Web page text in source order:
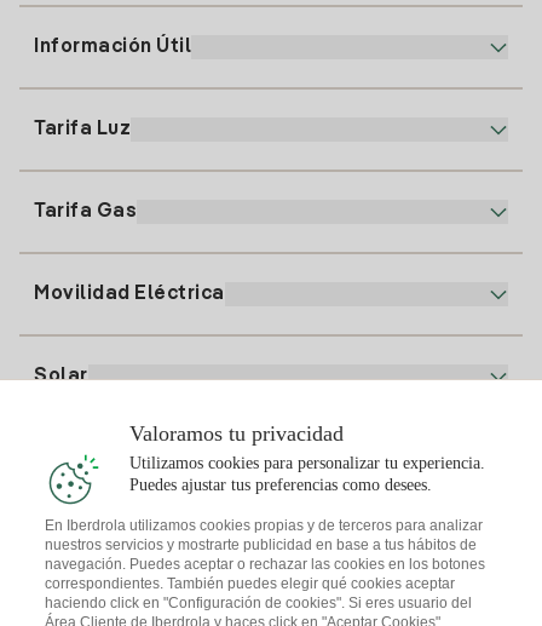
91 919 52 73
clientes@tuiberdrola.es
Información Útil
Alta Gas
Tarifa Luz
Precio de la luz hoy
Tarifa Gas
Movilidad Eléctrica
Solar
Plan Solar
Simulador Placas Solares
Comunidades Solares
Solar Cloud
Te interesa
Consejos Luz
Consejos Gas
Descarga la App Iberdrola Clientes
Valoramos tu privacidad
Utilizamos cookies para personalizar tu experiencia.
Puedes ajustar tus preferencias como desees.
En Iberdrola utilizamos cookies propias y de terceros para analizar
nuestros servicios y mostrarte publicidad en base a tus hábitos de
navegación. Puedes aceptar o rechazar las cookies en los botones
correspondientes. También puedes elegir qué cookies aceptar
haciendo click en "Configuración de cookies". Si eres usuario del
Área Cliente de Iberdrola y haces click en "Aceptar Cookies",